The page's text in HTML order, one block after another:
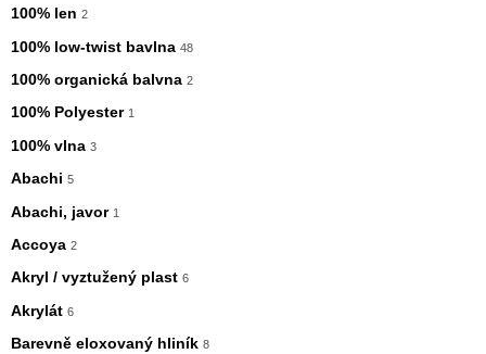
100% len 2
100% low-twist bavlna 48
100% organická balvna 2
100% Polyester 1
100% vlna 3
Abachi 5
Abachi, javor 1
Accoya 2
Akryl / vyztužený plast 6
Akrylát 6
Barevně eloxovaný hliník 8